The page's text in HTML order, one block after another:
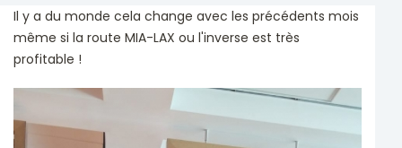
Il y a du monde cela change avec les précédents mois
même si la route MIA-LAX ou l'inverse est très
profitable !